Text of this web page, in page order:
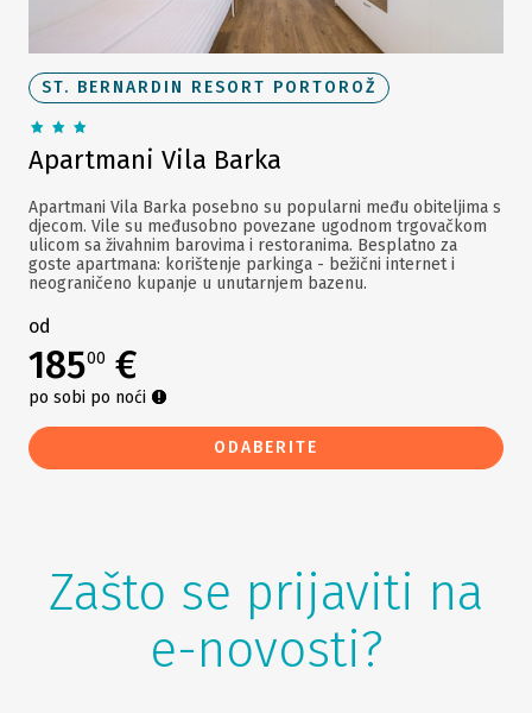
ST. BERNARDIN RESORT PORTOROŽ
Apartmani Vila Barka
Apartmani Vila Barka posebno su popularni među obiteljima s
djecom. Vile su međusobno povezane ugodnom trgovačkom
ulicom sa živahnim barovima i restoranima. Besplatno za
goste apartmana: korištenje parkinga - bežični internet i
neograničeno kupanje u unutarnjem bazenu.
od
18500 €
po sobi po noći
ODABERITE
Zašto se prijaviti na
e-novosti?